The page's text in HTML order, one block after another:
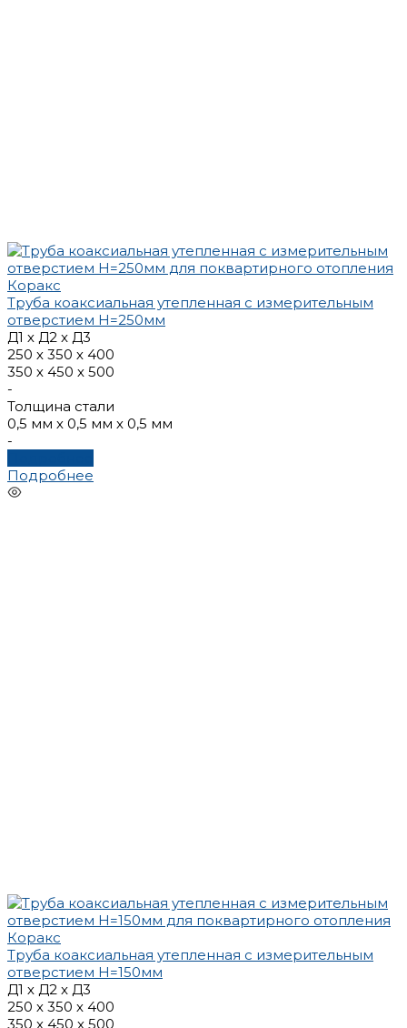
Труба коаксиальная утепленная с измерительным
отверстием Н=250мм
Д1 х Д2 x Д3
250 х 350 х 400
350 х 450 х 500
-
Толщина стали
0,5 мм х 0,5 мм х 0,5 мм
-
Подробнее
Труба коаксиальная утепленная с измерительным
отверстием Н=150мм
Д1 х Д2 x Д3
250 х 350 х 400
350 х 450 х 500